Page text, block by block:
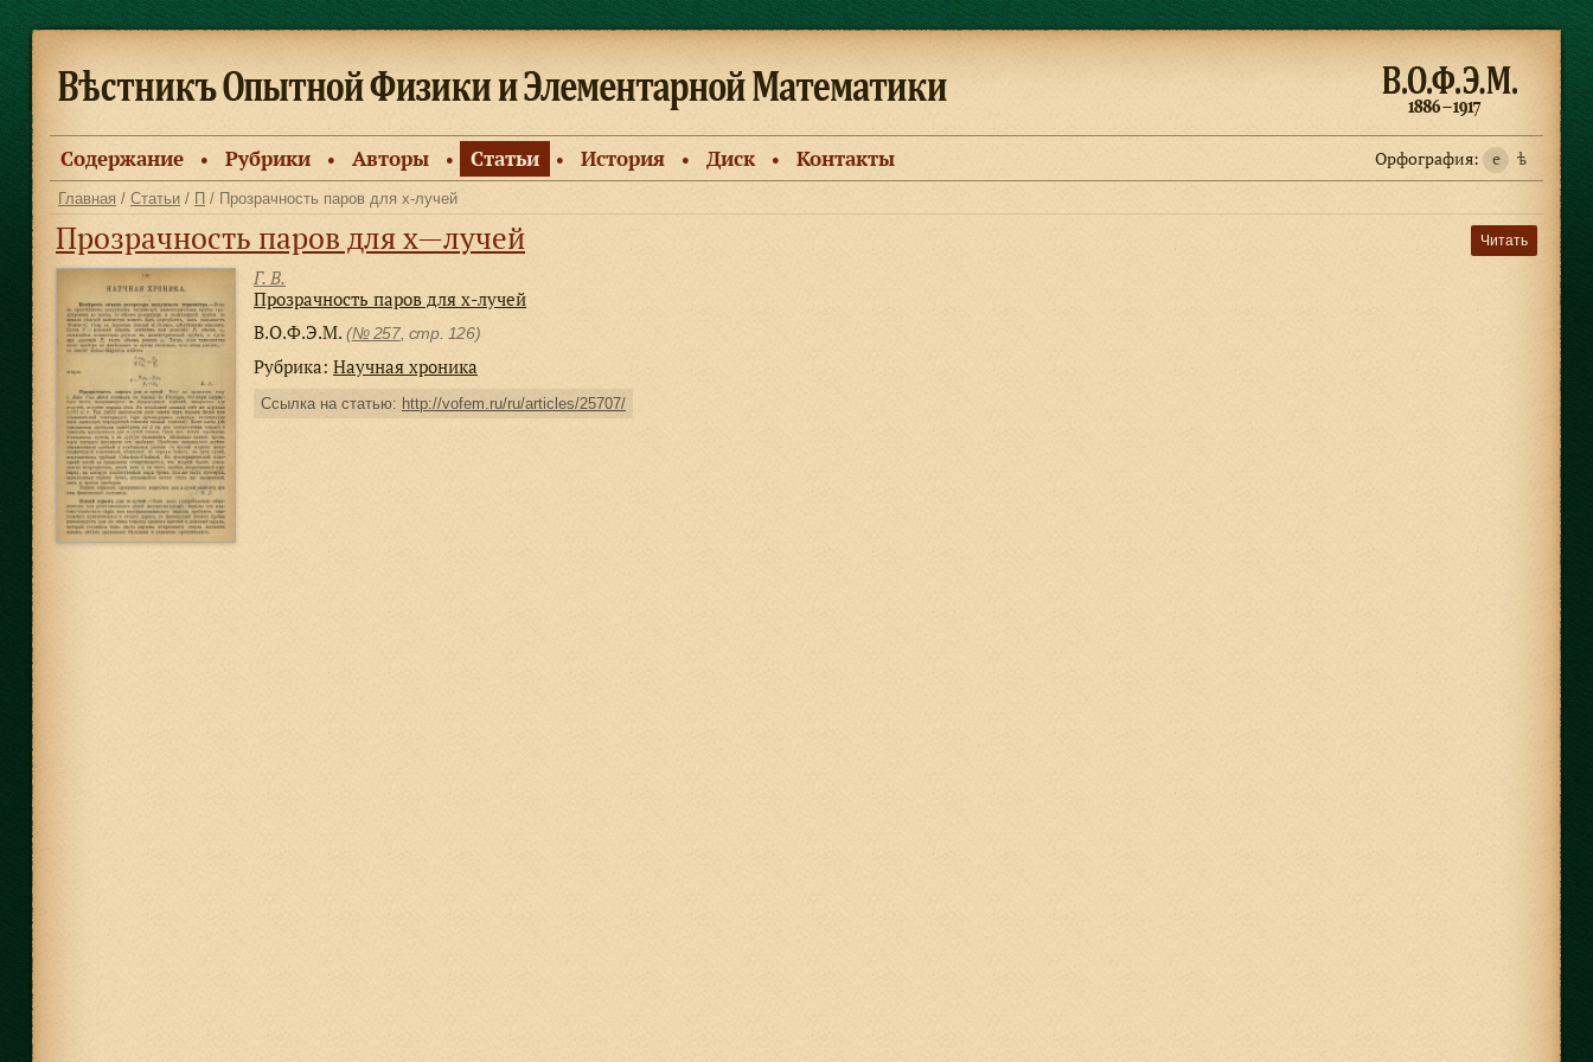
Содержание ● Рубрики ● Авторы ● Статьи ● История ● Диск ● Контакты Орфография: e ѣ
Главная / Статьи / П / Прозрачность паров для x-лучей
Читать
Прозрачность паров для x—лучей
Г. В.
Прозрачность паров для x-лучей
В.О.Ф.Э.М. (№ 257, стр. 126)
Рубрика: Научная хроника
Ссылка на статью: http://vofem.ru/ru/articles/25707/